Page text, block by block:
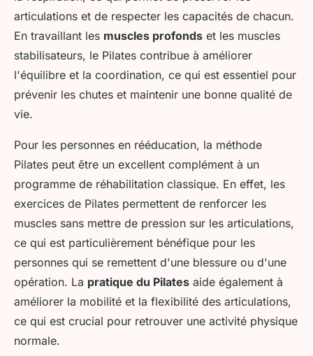
articulations et de respecter les capacités de chacun.
En travaillant les muscles profonds et les muscles
stabilisateurs, le Pilates contribue à améliorer
l'équilibre et la coordination, ce qui est essentiel pour
prévenir les chutes et maintenir une bonne qualité de
vie.
Pour les personnes en rééducation, la méthode
Pilates peut être un excellent complément à un
programme de réhabilitation classique. En effet, les
exercices de Pilates permettent de renforcer les
muscles sans mettre de pression sur les articulations,
ce qui est particulièrement bénéfique pour les
personnes qui se remettent d'une blessure ou d'une
opération. La pratique du Pilates aide également à
améliorer la mobilité et la flexibilité des articulations,
ce qui est crucial pour retrouver une activité physique
normale.